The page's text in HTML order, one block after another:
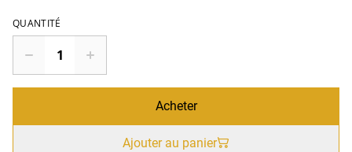
QUANTITÉ
Acheter
Ajouter au panier